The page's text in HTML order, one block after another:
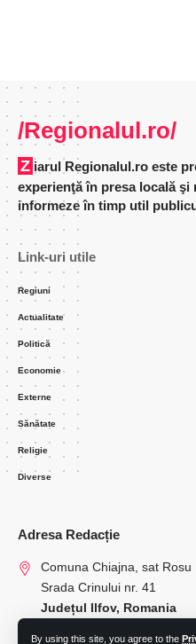
By using this site, you agree to the
/Regionalul.ro/
Ziarul Regionalul.ro este produsul unei echipe cu
experienţă în presa locală
informeze în timp util
Link-uri utile
Regiuni
Actualitate
Politică
Economie
Externe
Sănătate
Religie
Diverse
Adresa Redacție
Comuna Chiajna, sat Rosu
Srada Crinului nr. 41
Județul Ilfov, Romania